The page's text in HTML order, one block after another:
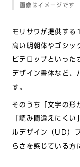
画像はイメージです
モリサワが提供す
高い明朝体やゴシッ
ビテロップといった
デザイン書体など、
す。
そのうち「文字の形
「読み間違えにく
ルデザイン（UD）
らさを感じている方